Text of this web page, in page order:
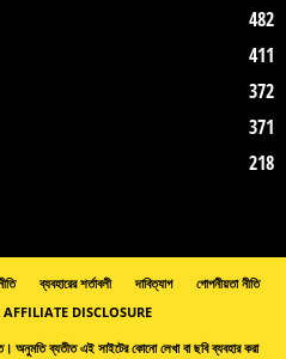
482
411
372
371
218
ব্যবহারের শর্তাবলী দাবিত্যাগ
গোপনীয়তা নীতি
AFFILIATE DISCLOSURE
ব্যতীত এই সাইটের কোনো লেখা বা ছবি ব্যবহার করা